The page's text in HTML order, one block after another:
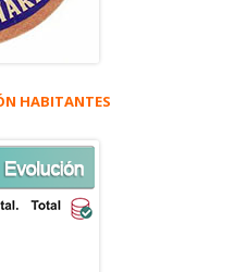
HABITANTES